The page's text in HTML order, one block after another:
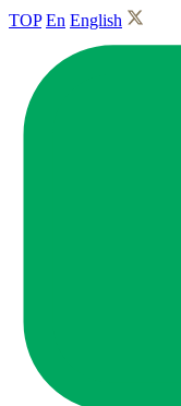
TOP En English